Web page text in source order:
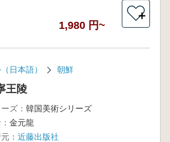
1,980 円~
＋
日本語） 朝鮮
王陵
ズ： 韓国美術シリーズ
金元龍
： 近藤出版社